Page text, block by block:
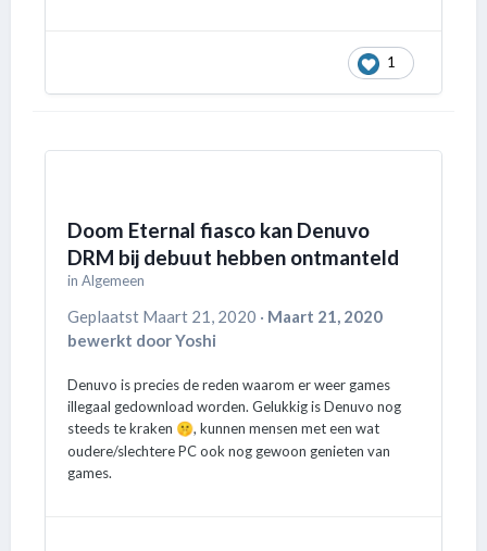
1
Doom Eternal fiasco kan Denuvo
DRM bij debuut hebben ontmanteld
in Algemeen
Geplaatst Maart 21, 2020 · Maart 21, 2020
bewerkt door Yoshi
Denuvo is precies de reden waarom er weer games
illegaal gedownload worden. Gelukkig is Denuvo nog
steeds te kraken 🤫, kunnen mensen met een wat
oudere/slechtere PC ook nog gewoon genieten van
games.